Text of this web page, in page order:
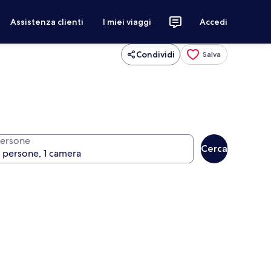
Assistenza clienti I miei viaggi Accedi
Condividi Salva
Cerca